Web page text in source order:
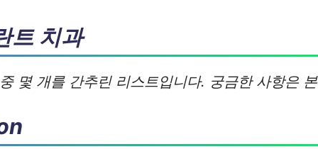
트 치과
몇 개를 간추린 리스트입니다. 궁금한 사항은 본